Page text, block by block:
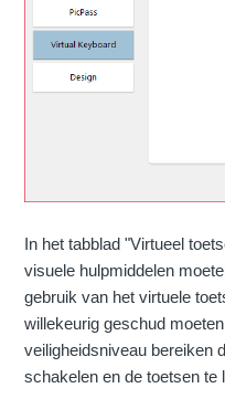
In het tabblad "Virtueel
visuele hulpmiddelen
gebruik van het virtuele
willekeurig geschud
veiligheidsniveau bereiken
schakelen en de toetsen te